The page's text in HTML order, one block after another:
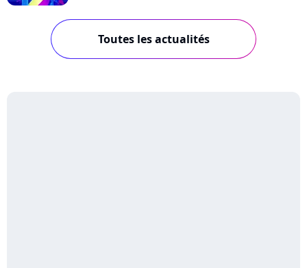
Toutes les actualités